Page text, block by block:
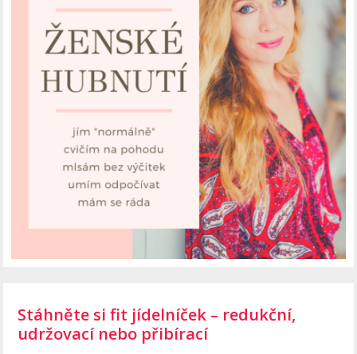
Stáhněte si fit jídelníček – redukční,
udržovací nebo přibírací